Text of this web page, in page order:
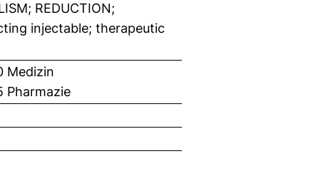
REDUCTION;
injectable; therapeutic
Medizin
Pharmazie